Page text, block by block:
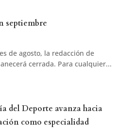
septiembre
de agosto, la redacción de
cerrada. Para cualquier...
del Deporte avanza hacia
como especialidad